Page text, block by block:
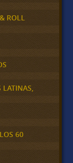
ROLL
60